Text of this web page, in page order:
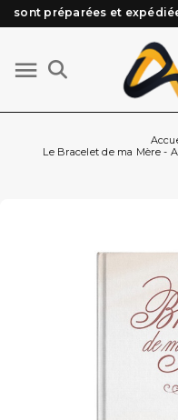
Besoin d'aide ? Retrouvez
Livraison offerte à partir
Les Commandes passées
Le Bracelet de ma Mère -